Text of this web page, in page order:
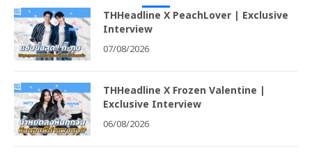
THHeadline X PeachLover | Exclusive
Interview
07/08/2026
THHeadline X Frozen Valentine |
Exclusive Interview
06/08/2026